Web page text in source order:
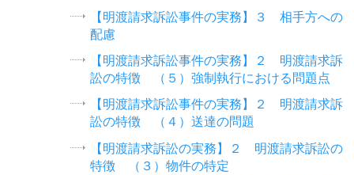
【明渡請求訴訟事件の実務】３ 相手方への
配慮
【明渡請求訴訟事件の実務】２ 明渡請求訴
訟の特徴 （５）強制執行における問題点
【明渡請求訴訟事件の実務】２ 明渡請求訴
訟の特徴 （４）送達の問題
【明渡請求訴訟の実務】２ 明渡請求訴訟の
特徴 （３）物件の特定